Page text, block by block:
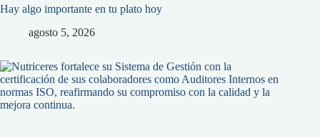
Hay algo importante en tu plato hoy
agosto 5, 2026